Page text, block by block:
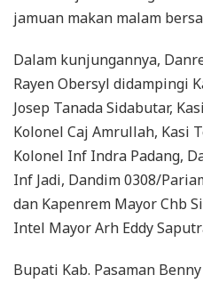
jamuan makan malam
Dalam kunjungannya,
Rayen Obersyl didampingi
Josep Tanada Sidabutar,
Kolonel Caj Amrullah, Kasi
Kolonel Inf Indra Padang,
Inf Jadi, Dandim 0308/
dan Kapenrem Mayor Chb
Intel Mayor Arh Eddy
Bupati Kab. Pasaman